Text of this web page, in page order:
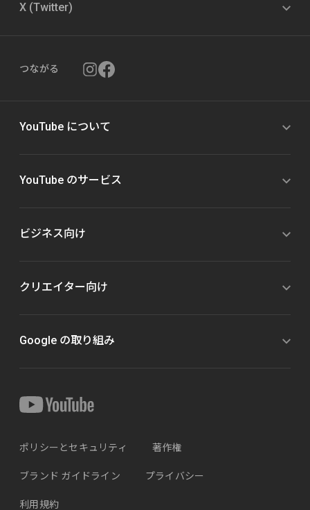
X (Twitter)
つながる
YouTube について
YouTube のサービス
ビジネス向け
クリエイター向け
Google の取り組み
ポリシーとセキュリティ 著作権
ブランド ガイドライン プライバシー
利用規約